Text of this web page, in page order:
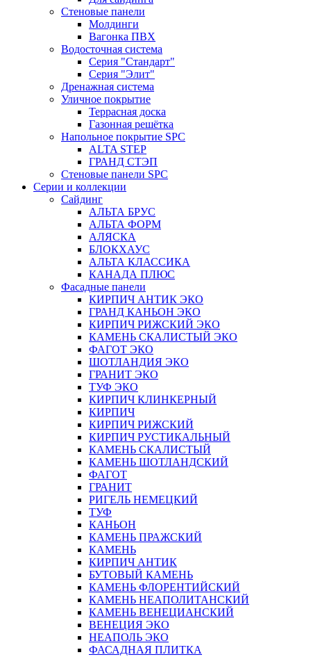
Стеновые панели
Молдинги
Вагонка ПВХ
Водосточная система
Серия "Стандарт"
Серия "Элит"
Дренажная система
Уличное покрытие
Террасная доска
Газонная решётка
Напольное покрытие SPC
ALTA STEP
ГРАНД СТЭП
Стеновые панели SPC
Серии и коллекции
Сайдинг
АЛЬТА БРУС
АЛЬТА ФОРМ
АЛЯСКА
БЛОКХАУС
АЛЬТА КЛАССИКА
КАНАДА ПЛЮС
Фасадные панели
КИРПИЧ АНТИК ЭКО
ГРАНД КАНЬОН ЭКО
КИРПИЧ РИЖСКИЙ ЭКО
КАМЕНЬ СКАЛИСТЫЙ ЭКО
ФАГОТ ЭКО
ШОТЛАНДИЯ ЭКО
ГРАНИТ ЭКО
ТУФ ЭКО
КИРПИЧ КЛИНКЕРНЫЙ
КИРПИЧ
КИРПИЧ РИЖСКИЙ
КИРПИЧ РУСТИКАЛЬНЫЙ
КАМЕНЬ СКАЛИСТЫЙ
КАМЕНЬ ШОТЛАНДСКИЙ
ФАГОТ
ГРАНИТ
РИГЕЛЬ НЕМЕЦКИЙ
ТУФ
КАНЬОН
КАМЕНЬ ПРАЖСКИЙ
КАМЕНЬ
КИРПИЧ АНТИК
БУТОВЫЙ КАМЕНЬ
КАМЕНЬ ФЛОРЕНТИЙСКИЙ
КАМЕНЬ НЕАПОЛИТАНСКИЙ
КАМЕНЬ ВЕНЕЦИАНСКИЙ
ВЕНЕЦИЯ ЭКО
НЕАПОЛЬ ЭКО
ФАСАДНАЯ ПЛИТКА